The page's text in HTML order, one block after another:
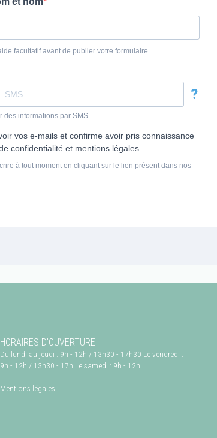
HORAIRES D'OUVERTURE
Du lundi au jeudi : 9h - 12h / 13h30 - 17h30 Le vendredi :
9h - 12h / 13h30 - 17h Le samedi : 9h - 12h
Mentions légales